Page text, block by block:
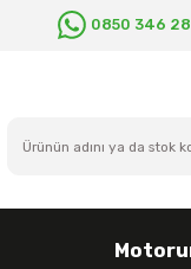
0850 346